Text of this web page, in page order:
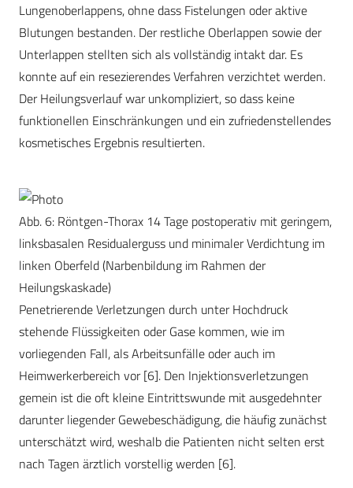
Lungenoberlappens, ohne dass Fistelungen oder aktive
Blutungen bestanden. Der restliche Oberlappen sowie der
Unterlappen stellten sich als vollständig intakt dar. Es
konnte auf ein resezierendes Verfahren verzichtet werden.
Der Heilungsverlauf war unkompliziert, so dass keine
funktionellen Einschränkungen und ein zufriedenstellendes
kosmetisches Ergebnis resultierten.
Abb. 6: Röntgen-Thorax 14 Tage postoperativ mit geringem,
linksbasalen Residualerguss und minimaler Verdichtung im
linken Oberfeld (Narbenbildung im Rahmen der
Heilungskaskade)
Penetrierende Verletzungen durch unter Hochdruck
stehende Flüssigkeiten oder Gase kommen, wie im
vorliegenden Fall, als Arbeitsunfälle oder auch im
Heimwerkerbereich vor [6]. Den Injektionsverletzungen
gemein ist die oft kleine Eintrittswunde mit ausgedehnter
darunter liegender Gewebeschädigung, die häufig zunächst
unterschätzt wird, weshalb die Patienten nicht selten erst
nach Tagen ärztlich vorstellig werden [6].